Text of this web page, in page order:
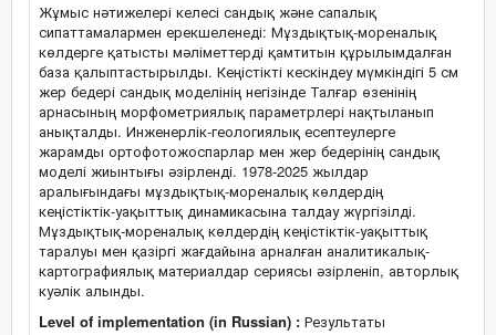
Жұмыс нәтижелері келесі сандық және сапалық
сипаттамалармен ерекшеленеді: Мұздықтық-мореналық
көлдерге қатысты мәліметтерді қамтитын құрылымдалған
база қалыптастырылды. Кеңістікті кескіндеу мүмкіндігі 5 см
жер бедері сандық моделінің негізінде Талғар өзенінің
арнасының морфометриялық параметрлері нақтыланып
анықталды. Инженерлік-геологиялық есептеулерге
жарамды ортофотожоспарлар мен жер бедерінің сандық
моделі жиынтығы әзірленді. 1978-2025 жылдар
аралығындағы мұздықтық-мореналық көлдердің
кеңістіктік-уақыттық динамикасына талдау жүргізілді.
Мұздықтық-мореналық көлдердің кеңістіктік-уақыттық
таралуы мен қазіргі жағдайына арналған аналитикалық-
картографиялық материалдар сериясы әзірленіп, авторлық
куәлік алынды.
Level of implementation (in Russian) : Результаты